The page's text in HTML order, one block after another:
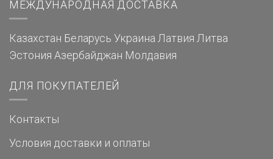
МЕЖДУНАРОДНАЯ ДОСТАВКА
Казахстан Беларусь Украина Латвия Литва
Эстония Азербайджан Молдавия
ДЛЯ ПОКУПАТЕЛЕЙ
Контакты
Условия доставки и оплаты